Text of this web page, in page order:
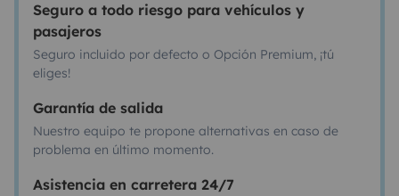
Seguro a todo riesgo para vehículos y
pasajeros
Seguro incluido por defecto o Opción Premium, ¡tú
eliges!
Garantía de salida
Nuestro equipo te propone alternativas en caso de
problema en último momento.
Asistencia en carretera 24/7